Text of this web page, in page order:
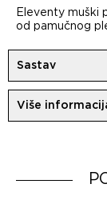
Eleventy muški
od pamučnog
Sastav
Više